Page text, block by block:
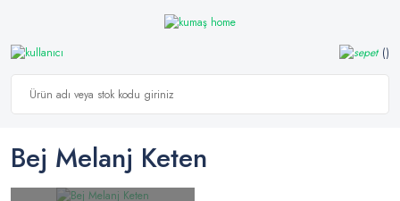
Bej Melanj Keten